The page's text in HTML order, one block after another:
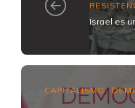
Israel es
CAPITALISMO,